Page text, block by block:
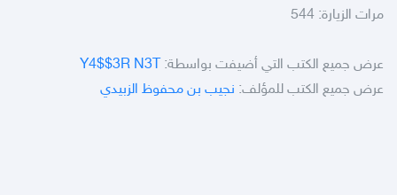
مرات الزيارة: 544
عرض جميع الكتب التي أضيفت بواسطة: Y4$$3R N3T
عرض جميع الكتب للمؤلف: نجيب بن محفوظ الزبيدي